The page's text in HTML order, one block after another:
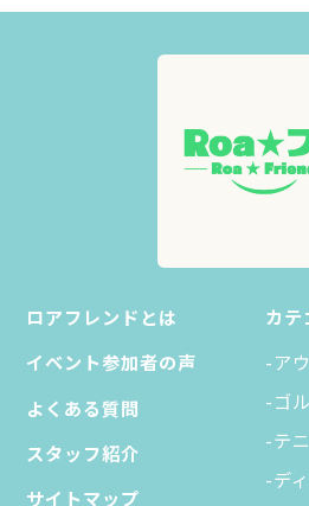
ロアフレンドとは
イベント参加者の声
よくある質問
スタッフ紹介
サイトマップ
カテ
-ア
-ゴ
-テ
-デ